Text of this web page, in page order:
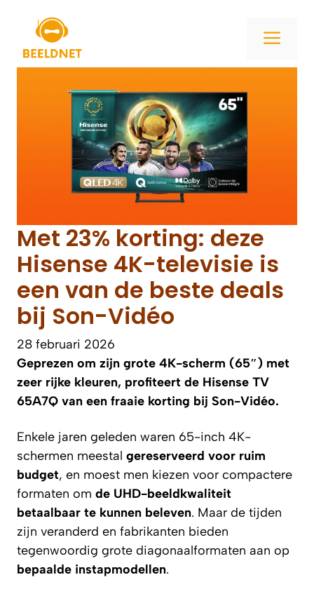
inhoud
Met 23% korting: deze
Hisense 4K-televisie is
een van de beste deals
bij Son-Vidéo
28 februari 2026
Geprezen om zijn grote 4K-scherm (65″) met
zeer rijke kleuren, profiteert de Hisense TV
65A7Q van een fraaie korting bij Son-Vidéo.
Enkele jaren geleden waren 65-inch 4K-
schermen meestal gereserveerd voor ruim
budget, en moest men kiezen voor compactere
formaten om de UHD-beeldkwaliteit
betaalbaar te kunnen beleven. Maar de tijden
zijn veranderd en fabrikanten bieden
tegenwoordig grote diagonaalformaten aan op
bepaalde instapmodellen.